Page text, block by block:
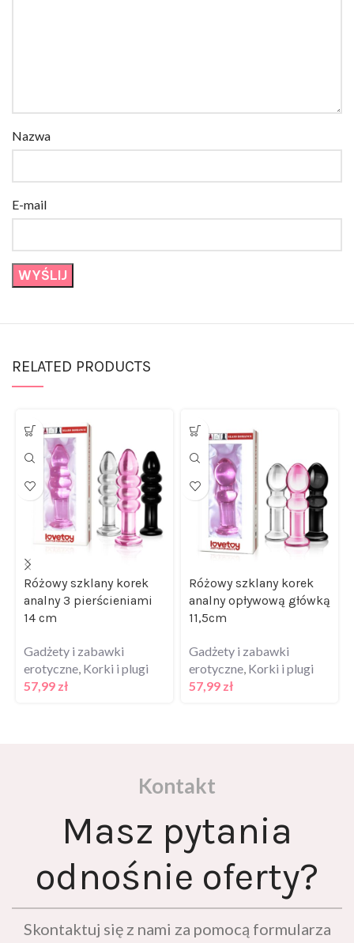
Nazwa
E-mail
Różowy szklany korek
analny 3 pierścieniami
14 cm
erotyczne ,Korki i plugi
57,99zł
analny opływową główką
11,5cm
erotyczne ,Korki i plugi
57,99zł
Masz pytania
odnośnie oferty?
Skontaktuj się z nami za pomocą formularza
kontaktowego